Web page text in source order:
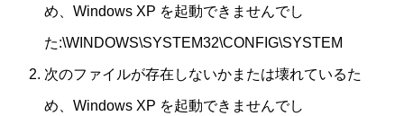
め、Windows XP を起動できませんでし
た:\WINDOWS\SYSTEM32\CONFIG\SYSTEM
次のファイルが存在しないかまたは壊れているた
め、Windows XP を起動できませんでし